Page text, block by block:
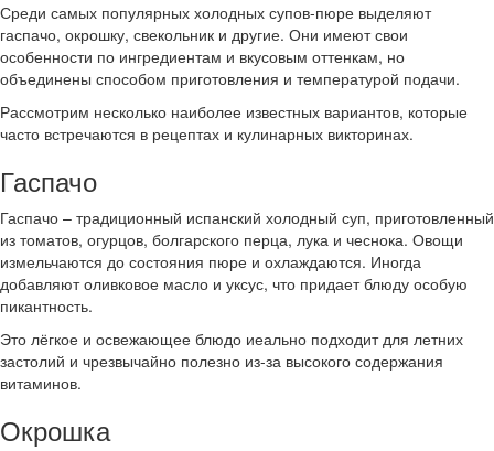
Среди самых популярных холодных супов-пюре выделяют
гаспачо, окрошку, свекольник и другие. Они имеют свои
особенности по ингредиентам и вкусовым оттенкам, но
объединены способом приготовления и температурой подачи.
Рассмотрим несколько наиболее известных вариантов, которые
часто встречаются в рецептах и кулинарных викторинах.
Гаспачо
Гаспачо – традиционный испанский холодный суп, приготовленный
из томатов, огурцов, болгарского перца, лука и чеснока. Овощи
измельчаются до состояния пюре и охлаждаются. Иногда
добавляют оливковое масло и уксус, что придает блюду особую
пикантность.
Это лёгкое и освежающее блюдо иеально подходит для летних
застолий и чрезвычайно полезно из-за высокого содержания
витаминов.
Окрошка